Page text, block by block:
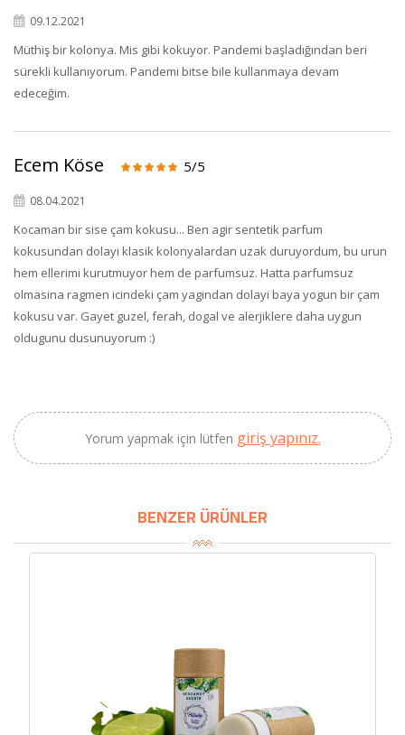
09.12.2021
Müthiş bir kolonya. Mis gibi kokuyor. Pandemi başladığından beri
sürekli kullanıyorum. Pandemi bitse bile kullanmaya devam
edeceğim.
Ecem Köse 5/5
08.04.2021
Kocaman bir sise çam kokusu... Ben agir sentetik parfum
kokusundan dolayi klasik kolonyalardan uzak duruyordum, bu urun
hem ellerimi kurutmuyor hem de parfumsuz. Hatta parfumsuz
olmasina ragmen icindeki çam yagindan dolayi baya yogun bir çam
kokusu var. Gayet guzel, ferah, dogal ve alerjiklere daha uygun
oldugunu dusunuyorum :)
Yorum yapmak için lütfen giriş yapınız.
BENZER ÜRÜNLER
2690,00 TL
2071,30 TL
Kaan Olgun Hasat
Naturel Sızma
Zeytinyağı (5lt, Soğuk
Sıkım) - Bilgem
Zeytincilik